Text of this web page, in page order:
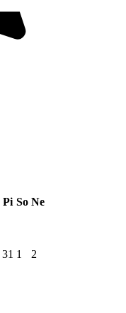
Pi So Ne
31 1 2